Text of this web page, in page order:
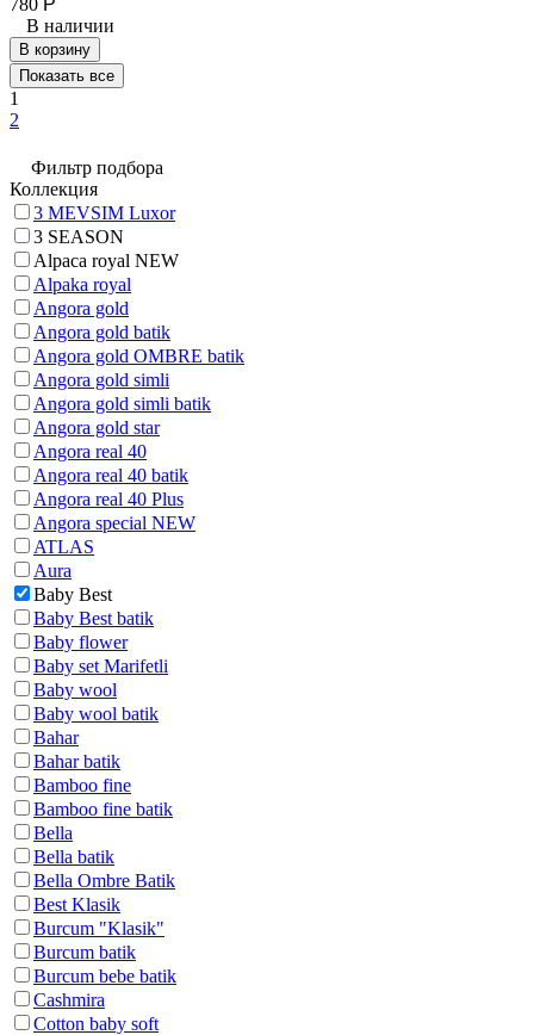
В наличии
В корзину
Показать все
1
2
Фильтр подбора
Коллекция
3 MEVSIM Luxor
3 SEASON
Alpaca royal NEW
Alpaka royal
Angora gold
Angora gold batik
Angora gold OMBRE batik
Angora gold simli
Angora gold simli batik
Angora gold star
Angora real 40
Angora real 40 batik
Angora real 40 Plus
Angora special NEW
ATLAS
Aura
Baby Best
Baby Best batik
Baby flower
Baby set Marifetli
Baby wool
Baby wool batik
Bahar
Bahar batik
Bamboo fine
Bamboo fine batik
Bella
Bella batik
Bella Ombre Batik
Best Klasik
Burcum "Klasik"
Burcum batik
Burcum bebe batik
Cashmira
Cotton baby soft